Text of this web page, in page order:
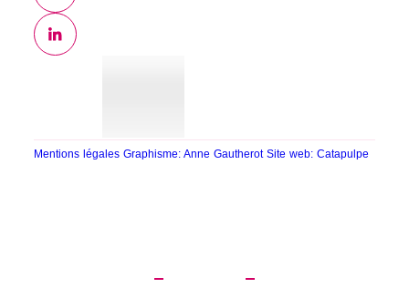
Mentions légalesGraphisme: Anne GautherotSite web: Catapulpe